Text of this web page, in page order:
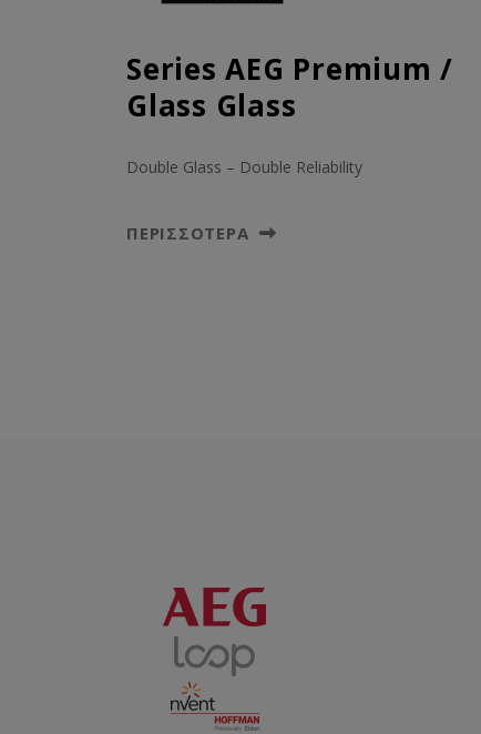
Series AEG Premium /
Glass Glass
Double Glass – Double Reliability
ΠΕΡΙΣΣΌΤΕΡΑ